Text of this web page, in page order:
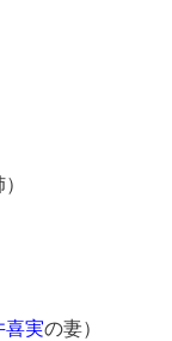
喜実の妻）